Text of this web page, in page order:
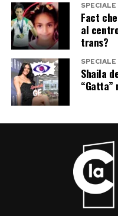
Fact
al
trans?
Shaila